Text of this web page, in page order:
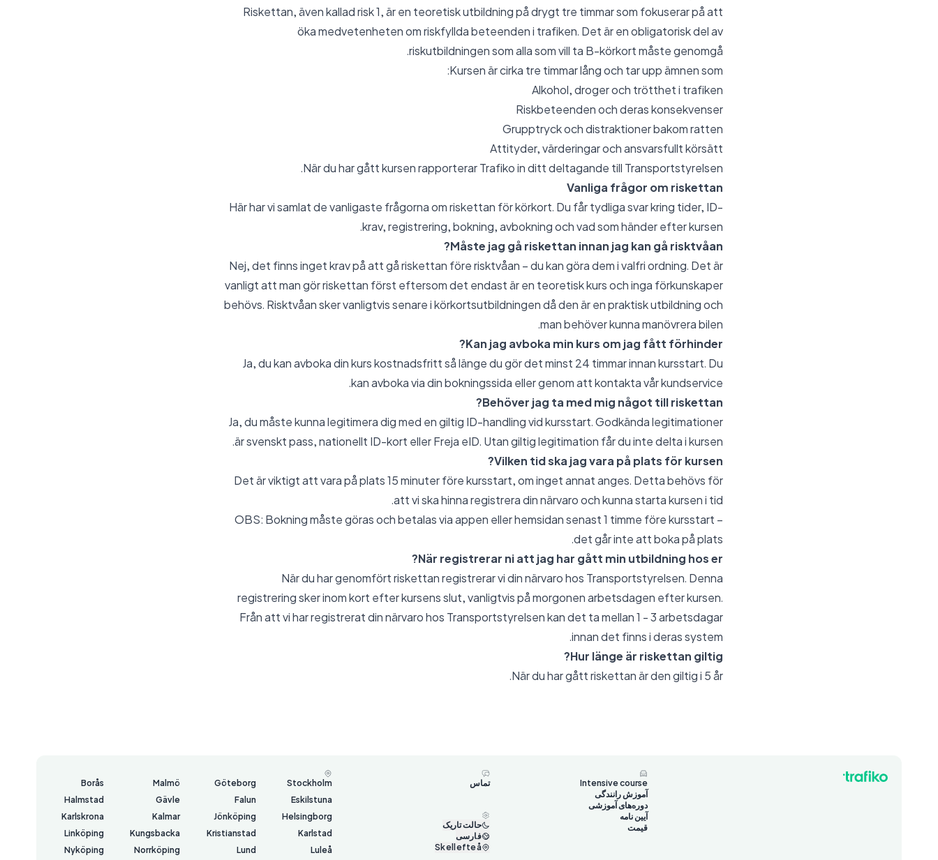
Riskettan, även kallad risk 1, är en teoretisk utbildning på drygt tre timmar som fokuserar på att
öka medvetenheten om riskfyllda beteenden i trafiken. Det är en obligatorisk del av
riskutbildningen som alla som vill ta B-körkort måste genomgå.
Kursen är cirka tre timmar lång och tar upp ämnen som:
Alkohol, droger och trötthet i trafiken
Riskbeteenden och deras konsekvenser
Grupptryck och distraktioner bakom ratten
Attityder, värderingar och ansvarsfullt körsätt
När du har gått kursen rapporterar Trafiko in ditt deltagande till Transportstyrelsen.
Vanliga frågor om riskettan
Här har vi samlat de vanligaste frågorna om riskettan för körkort. Du får tydliga svar kring tider, ID-
krav, registrering, bokning, avbokning och vad som händer efter kursen.
Måste jag gå riskettan innan jag kan gå risktvåan?
Nej, det finns inget krav på att gå riskettan före risktvåan – du kan göra dem i valfri ordning. Det är
vanligt att man gör riskettan först eftersom det endast är en teoretisk kurs och inga förkunskaper
behövs. Risktvåan sker vanligtvis senare i körkortsutbildningen då den är en praktisk utbildning och
man behöver kunna manövrera bilen.
Kan jag avboka min kurs om jag fått förhinder?
Ja, du kan avboka din kurs kostnadsfritt så länge du gör det minst 24 timmar innan kursstart. Du
kan avboka via din bokningssida eller genom att kontakta vår kundservice.
Behöver jag ta med mig något till riskettan?
Ja, du måste kunna legitimera dig med en giltig ID-handling vid kursstart. Godkända legitimationer
är svenskt pass, nationellt ID-kort eller Freja eID. Utan giltig legitimation får du inte delta i kursen.
Vilken tid ska jag vara på plats för kursen?
Det är viktigt att vara på plats 15 minuter före kursstart, om inget annat anges. Detta behövs för
att vi ska hinna registrera din närvaro och kunna starta kursen i tid.
OBS: Bokning måste göras och betalas via appen eller hemsidan senast 1 timme före kursstart –
det går inte att boka på plats.
När registrerar ni att jag har gått min utbildning hos er?
När du har genomfört riskettan registrerar vi din närvaro hos Transportstyrelsen. Denna
registrering sker inom kort efter kursens slut, vanligtvis på morgonen arbetsdagen efter kursen.
Från att vi har registrerat din närvaro hos Transportstyrelsen kan det ta mellan 1 - 3 arbetsdagar
innan det finns i deras system.
Hur länge är riskettan giltig?
När du har gått riskettan är den giltig i 5 år.
Intensive course
آموزش رانندگی
دوره‌های آموزشی
آیین نامه
قیمت
تماس
حالت تاریک
فارسی
Skellefteå
Stockholm
Göteborg
Malmö
Borås
Eskilstuna
Falun
Gävle
Halmstad
Helsingborg
Jönköping
Kalmar
Karlskrona
Karlstad
Kristianstad
Kungsbacka
Linköping
Luleå
Lund
Norrköping
Nyköping